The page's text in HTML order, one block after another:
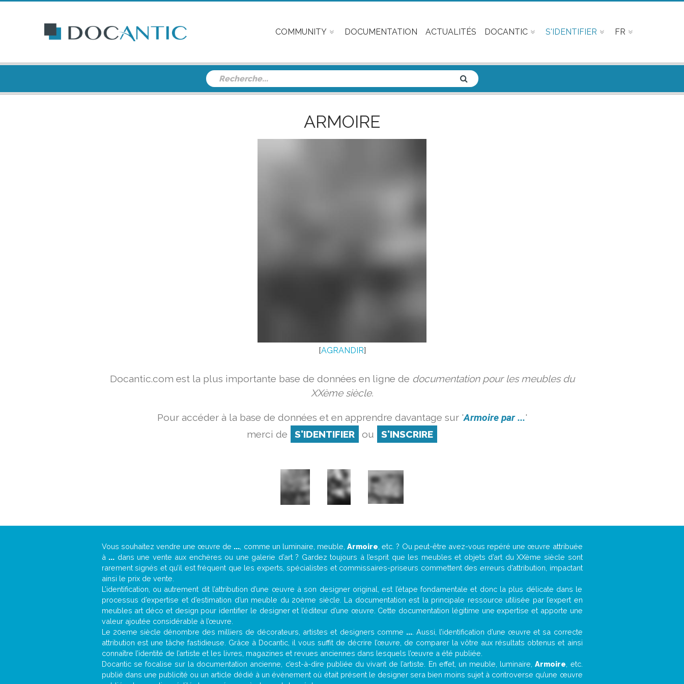
COMMUNITY DOCUMENTATION ACTUALITÉS DOCANTIC S'IDENTIFIER FR
ARMOIRE
[AGRANDIR]
Docantic.com est la plus importante base de données en ligne de documentation pour les meubles du
XXème siècle.
Pour accéder à la base de données et en apprendre davantage sur 'Armoire par ...'
merci de
S'IDENTIFIER ou S'INSCRIRE
Vous souhaitez vendre une œuvre de ... , comme un luminaire, meuble,Armoire , etc. ? Ou peut-être avez-vous repéré une œuvre attribuée
à ... dans une vente aux enchères ou une galerie d’art ? Gardez toujours à l’esprit que les meubles et objets d’art du XXème siècle sont
rarement signés et qu’il est fréquent que les experts, spécialistes et commissaires-priseurs commettent des erreurs d’attribution, impactant
ainsi le prix de vente.
L’identification, ou autrement dit l’attribution d’une œuvre à son designer original, est l’étape fondamentale et donc la plus délicate dans le
processus d’expertise et d’estimation d’un meuble du 20ème siècle. La documentation est la principale ressource utilisée par l’expert en
meubles art déco et design pour identifier le designer et l’éditeur d’une œuvre. Cette documentation légitime une expertise et apporte une
valeur ajoutée considérable à l’œuvre.
Le 20eme siècle dénombre des milliers de décorateurs, artistes et designers comme .... Aussi, l’identification d’une œuvre et sa correcte
attribution est une tâche fastidieuse. Grâce à Docantic, il vous suffit de décrire l’œuvre, de comparer la vôtre aux résultats obtenus et ainsi
connaître l’identité de l’artiste et les livres, magazines et revues anciennes dans lesquels l’œuvre a été publiée.
Docantic se focalise sur la documentation ancienne, c’est-à-dire publiée du vivant de l’artiste. En effet, un meuble, luminaire,Armoire , etc.
publié dans une publicité ou un article dédié à un évènement où était présent le designer sera bien moins sujet à controverse qu’une œuvre